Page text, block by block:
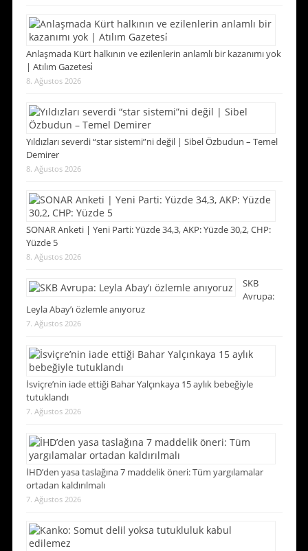
Anlaşmada Kürt halkının ve ezilenlerin anlamlı bir kazanımı yok
| Atılım Gazetesi̇
8. Ağustos 2026
Yıldızları severdi “star sistemi”ni değil | Sibel Özbudun – Temel
Demirer
8. Ağustos 2026
SONAR Anketi | Yeni Parti: Yüzde 34,3, AKP: Yüzde 30,2, CHP:
Yüzde 5
8. Ağustos 2026
SKB
Avrupa:
Leyla Abay’ı özlemle anıyoruz
7. Ağustos 2026
İsviçre’nin iade ettiği Bahar Yalçınkaya 15 aylık bebeğiyle
tutuklandı
7. Ağustos 2026
İHD’den yasa taslağına 7 maddelik öneri: Tüm yargılamalar
ortadan kaldırılmalı
7. Ağustos 2026